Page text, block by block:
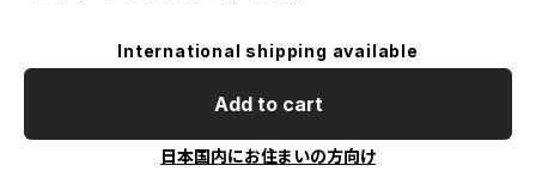
International shipping available
Add to cart
日本国内にお住まいの方向け